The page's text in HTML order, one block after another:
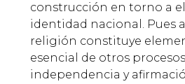
construcción en torno a
identidad nacional. Pues
religión constituye
esencial de otros
independencia y